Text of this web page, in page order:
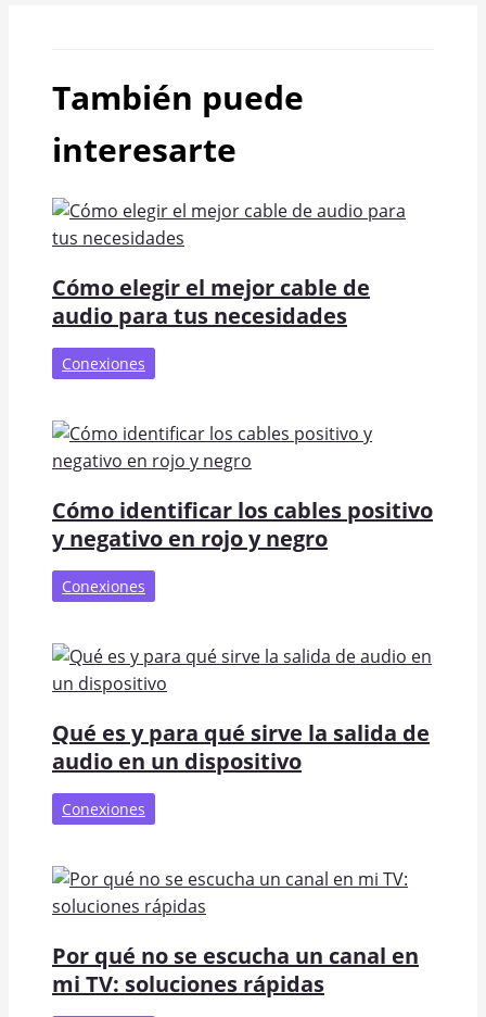
También puede
interesarte
Cómo elegir el mejor cable de
audio para tus necesidades
Conexiones
Cómo identificar los cables positivo
y negativo en rojo y negro
Conexiones
Qué es y para qué sirve la salida de
audio en un dispositivo
Conexiones
Por qué no se escucha un canal en
mi TV: soluciones rápidas